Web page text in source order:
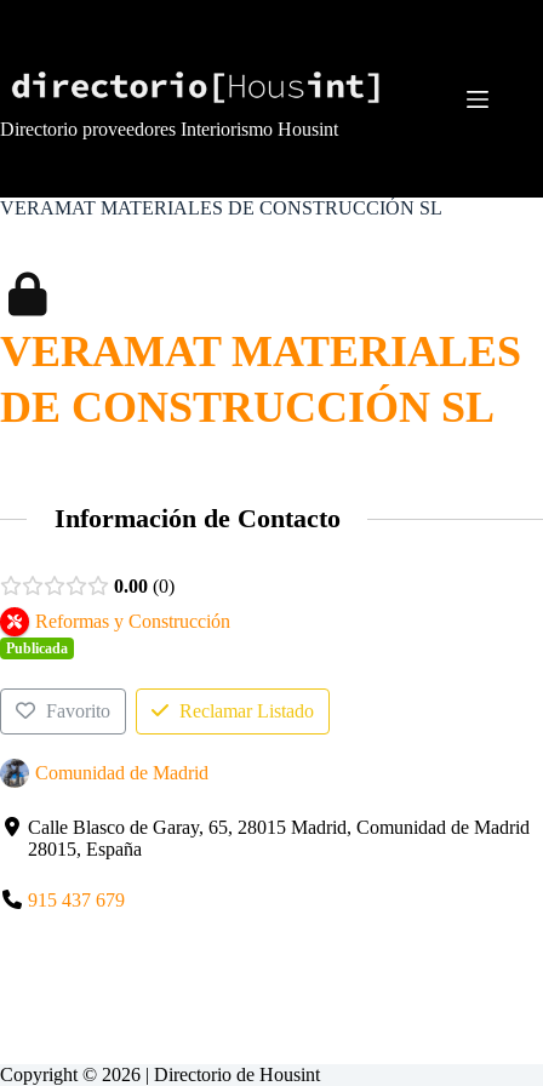
Directorio proveedores Interiorismo Housint
VERAMAT MATERIALES DE CONSTRUCCIÓN SL
VERAMAT MATERIALES
DE CONSTRUCCIÓN SL
Información de Contacto
0.00 0
Reformas y Construcción
Publicada
Favorito Reclamar Listado
Comunidad de Madrid
Calle Blasco de Garay, 65, 28015 Madrid, Comunidad de Madrid
28015, España
915 437 679
Copyright © 2026 | Directorio de Housint